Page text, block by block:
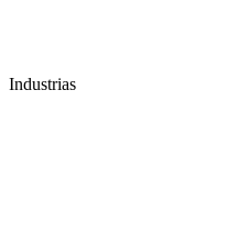
Industrias